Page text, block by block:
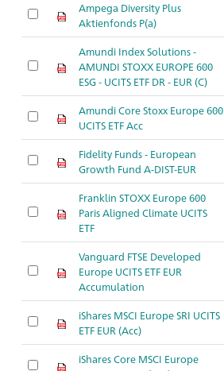
Ampega Diversity Plus
Aktienfonds P(a)
Amundi Index Solutions -
AMUNDI STOXX EUROPE 600
ESG - UCITS ETF DR - EUR (C)
Amundi Core Stoxx Europe 600
UCITS ETF Acc
Fidelity Funds - European
Growth Fund A-DIST-EUR
Franklin STOXX Europe 600
Paris Aligned Climate UCITS
ETF
Vanguard FTSE Developed
Europe UCITS ETF EUR
Accumulation
iShares MSCI Europe SRI UCITS
ETF EUR (Acc)
iShares Core MSCI Europe